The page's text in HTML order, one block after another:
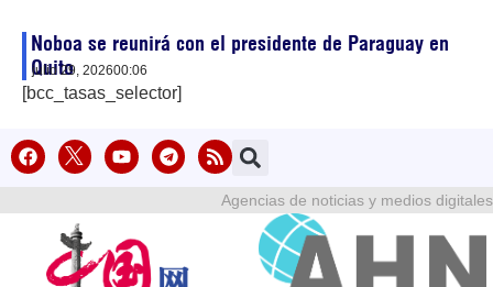
Noboa se reunirá con el presidente de Paraguay en
Quito
julio 29, 202600:06
[bcc_tasas_selector]
Agencias de noticias y medios digitales